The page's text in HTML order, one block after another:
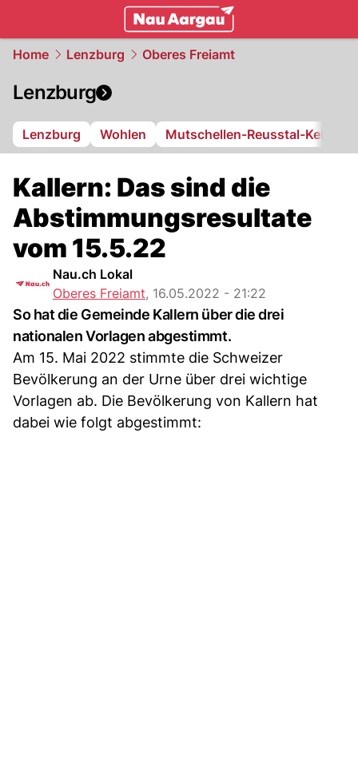
Home Lenzburg Oberes Freiamt
Lenzburg
Lenzburg Wohlen Mutschellen-Reusstal-
Kallern: Das sind die
Abstimmungsresultate
vom 15.5.22
Nau.ch Lokal
Oberes Freiamt, 16.05.2022 - 21:22
So hat die Gemeinde Kallern über die drei
nationalen Vorlagen abgestimmt.
Am 15. Mai 2022 stimmte die Schweizer
Bevölkerung an der Urne über drei wichtige
Vorlagen ab. Die Bevölkerung von Kallern hat
dabei wie folgt abgestimmt: